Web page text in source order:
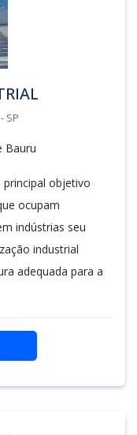
SP
Bauru
objetivo
ocupam
indústrias seu
industrial
adequada para a